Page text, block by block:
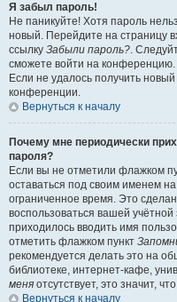
Я забыл пароль!
Не паникуйте! Хотя пароль
новый. Перейдите на страницу
ссылку Забыли пароль?.
сможете войти на конференцию.
Если не удалось получить
конференции.
Вернуться к началу
Почему мне периодически
пароля?
Если вы не отметили флажком
оставаться под своим именем
ограниченное время. Это
воспользоваться вашей
приходилось вводить имя
отметить флажком пункт
рекомендуется делать это на
библиотеке, интернет-кафе,
меня отсутствует, это значит,
Вернуться к началу